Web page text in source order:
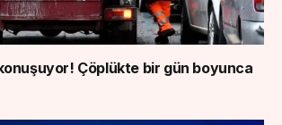
Çöplükte bir gün boyunca